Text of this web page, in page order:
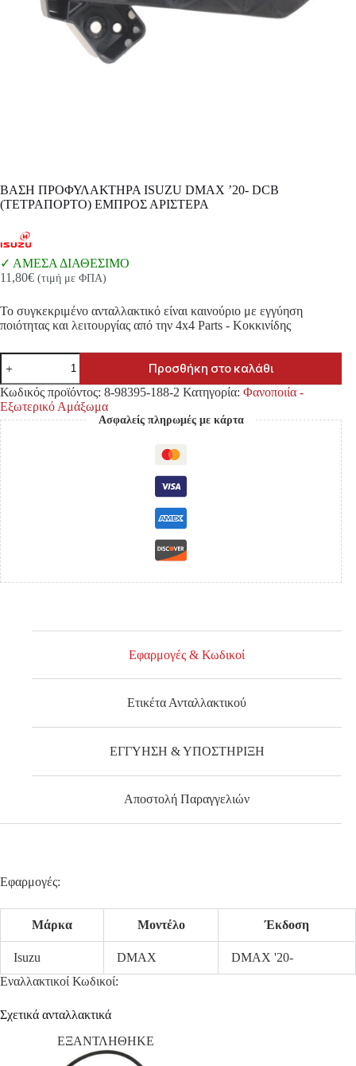
ΒΑΣΗ ΠΡΟΦΥΛΑΚΤΗΡΑ ISUZU DMAX ’20- DCB
(ΤΕΤΡΑΠΟΡΤΟ) ΕΜΠΡΟΣ ΑΡΙΣΤΕΡΑ
ΑΜΕΣΑ ΔΙΑΘΕΣΙΜΟ
11,80€ (τιμή με ΦΠΑ)
Το συγκεκριμένο ανταλλακτικό είναι καινούριο με εγγύηση
ποιότητας και λειτουργίας από την 4x4 Parts - Κοκκινίδης
ΒΑΣΗ
ΠΡΟΦΥΛΑΚΤΗΡΑ
ISUZU
DMAX
'20-
DCB
(ΤΕΤΡΑΠΟΡΤΟ)
ΕΜΠΡΟΣ
ΑΡΙΣΤΕΡΑ
ποσότητα
Προσθήκη στο καλάθι
Κωδικός προϊόντος: 8-98395-188-2 Κατηγορία: Φανοποιία -
Εξωτερικό Αμάξωμα
Ασφαλείς πληρωμές με κάρτα
Εφαρμογές & Κωδικοί
Ετικέτα Ανταλλακτικού
ΕΓΓΥΗΣΗ & ΥΠΟΣΤΗΡΙΞΗ
Αποστολή Παραγγελιών
Εφαρμογές:
Μάρκα Μοντέλο Έκδοση
Isuzu DMAX
DMAX '20-
Εναλλακτικοί Κωδικοί:
Σχετικά ανταλλακτικά
ΕΞΑΝΤΛΗΘΗΚΕ